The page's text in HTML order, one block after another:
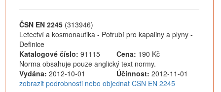
ČSN EN 2245 (313946)
Letectví a kosmonautika - Potrubí pro kapaliny a plyny -
Definice
Katalogové číslo: 91115 Cena: 190 Kč
Norma obsahuje pouze anglický text normy.
Vydána: 2012-10-01 Účinnost: 2012-11-01
zobrazit podrobnosti nebo objednat ČSN EN 2245